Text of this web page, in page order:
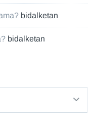
bidalketan
bidalketan